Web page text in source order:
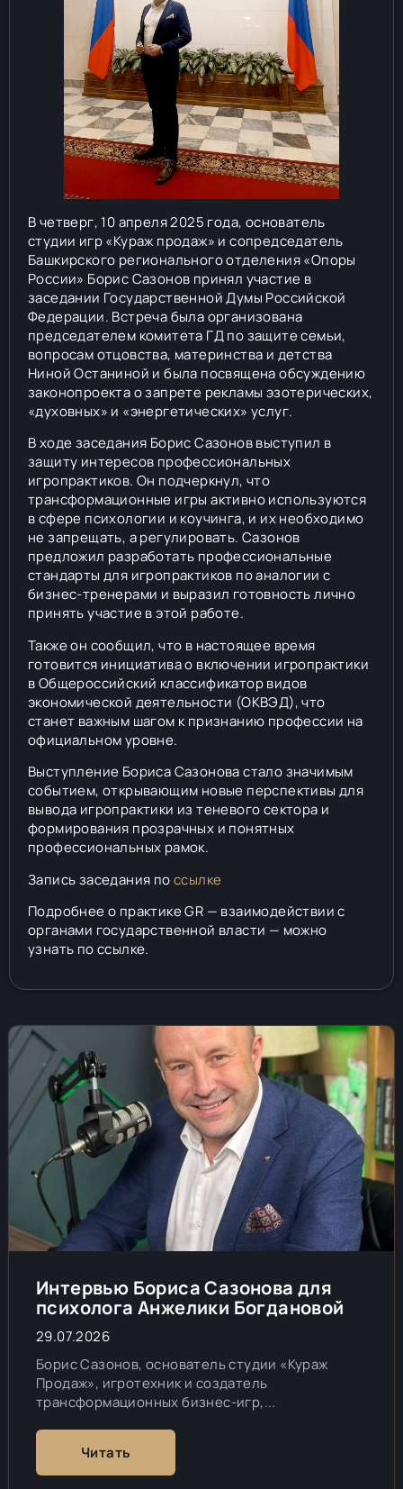
В четверг, 10 апреля 2025 года, основатель
студии игр «Кураж продаж» и сопредседатель
Башкирского регионального отделения «Опоры
России» Борис Сазонов принял участие в
заседании Государственной Думы Российской
Федерации. Встреча была организована
председателем комитета ГД по защите семьи,
вопросам отцовства, материнства и детства
Ниной Останиной и была посвящена обсуждению
законопроекта о запрете рекламы эзотерических,
«духовных» и «энергетических» услуг.
В ходе заседания Борис Сазонов выступил в
защиту интересов профессиональных
игропрактиков. Он подчеркнул, что
трансформационные игры активно используются
в сфере психологии и коучинга, и их необходимо
не запрещать, а регулировать. Сазонов
предложил разработать профессиональные
стандарты для игропрактиков по аналогии с
бизнес-тренерами и выразил готовность лично
принять участие в этой работе.
Также он сообщил, что в настоящее время
готовится инициатива о включении игропрактики
в Общероссийский классификатор видов
экономической деятельности (ОКВЭД), что
станет важным шагом к признанию профессии на
официальном уровне.
Выступление Бориса Сазонова стало значимым
событием, открывающим новые перспективы для
вывода игропрактики из теневого сектора и
формирования прозрачных и понятных
профессиональных рамок.
Запись заседания поссылке
Подробнее о практике GR — взаимодействии с
органами государственной власти — можно
узнать по ссылке.
Интервью Бориса Сазонова для
психолога Анжелики Богдановой
29.07.2026
Борис Сазонов, основатель студии «Кураж
Продаж», игротехник и создатель
трансформационных бизнес-игр,...
Читать